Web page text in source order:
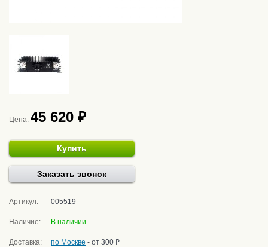
Цена: 45 620 ₽
Купить
Заказать звонок
Артикул: 005519
Наличие: В наличии
Доставка: по Москве - от 300 ₽